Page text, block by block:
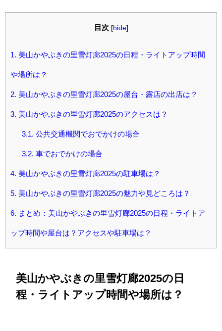
目次 [hide]
1. 美山かやぶきの里雪灯廊2025の日程・ライトアップ時間
や場所は？
2. 美山かやぶきの里雪灯廊2025の屋台・露店の出店は？
3. 美山かやぶきの里雪灯廊2025のアクセスは？
3.1. 公共交通機関でおでかけの場合
3.2. 車でおでかけの場合
4. 美山かやぶきの里雪灯廊2025の駐車場は？
5. 美山かやぶきの里雪灯廊2025の魅力や見どころは？
6. まとめ：美山かやぶきの里雪灯廊2025の日程・ライトア
ップ時間や屋台は？アクセスや駐車場は？
美山かやぶきの里雪灯廊2025の日
程・ライトアップ時間や場所は？